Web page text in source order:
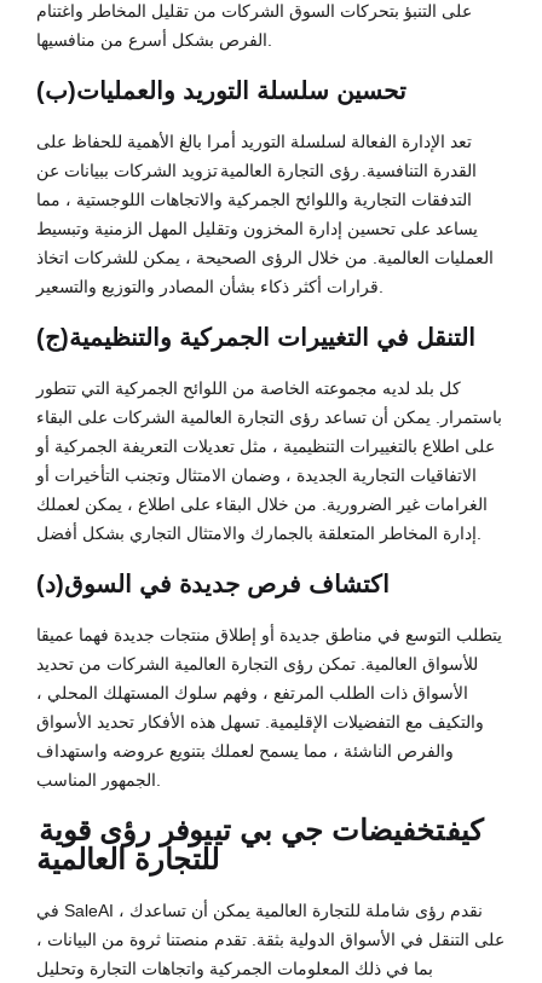
على التنبؤ بتحركات السوق الشركات من تقليل المخاطر واغتنام
الفرص بشكل أسرع من منافسيها.
(ب)تحسين سلسلة التوريد والعمليات
تعد الإدارة الفعالة لسلسلة التوريد أمرا بالغ الأهمية للحفاظ على
القدرة التنافسية. رؤى التجارة العالميةتزويد الشركات ببيانات عن
التدفقات التجارية واللوائح الجمركية والاتجاهات اللوجستية ، مما
يساعد على تحسين إدارة المخزون وتقليل المهل الزمنية وتبسيط
العمليات العالمية. من خلال الرؤى الصحيحة ، يمكن للشركات اتخاذ
قرارات أكثر ذكاء بشأن المصادر والتوزيع والتسعير.
(ج)التنقل في التغييرات الجمركية والتنظيمية
كل بلد لديه مجموعته الخاصة من اللوائح الجمركية التي تتطور
باستمرار. يمكن أن تساعد رؤى التجارة العالمية الشركات على البقاء
على اطلاع بالتغييرات التنظيمية ، مثل تعديلات التعريفة الجمركية أو
الاتفاقيات التجارية الجديدة ، وضمان الامتثال وتجنب التأخيرات أو
الغرامات غير الضرورية. من خلال البقاء على اطلاع ، يمكن لعملك
إدارة المخاطر المتعلقة بالجمارك والامتثال التجاري بشكل أفضل.
(د)اكتشاف فرص جديدة في السوق
يتطلب التوسع في مناطق جديدة أو إطلاق منتجات جديدة فهما عميقا
للأسواق العالمية. تمكن رؤى التجارة العالمية الشركات من تحديد
الأسواق ذات الطلب المرتفع ، وفهم سلوك المستهلك المحلي ،
والتكيف مع التفضيلات الإقليمية. تسهل هذه الأفكار تحديد الأسواق
والفرص الناشئة ، مما يسمح لعملك بتنويع عروضه واستهداف
الجمهور المناسب.
كيفتخفيضات جي بي تييوفر رؤى قوية
للتجارة العالمية
في SaleAI ، نقدم رؤى شاملة للتجارة العالمية يمكن أن تساعدك
على التنقل في الأسواق الدولية بثقة. تقدم منصتنا ثروة من البيانات ،
بما في ذلك المعلومات الجمركية واتجاهات التجارة وتحليل